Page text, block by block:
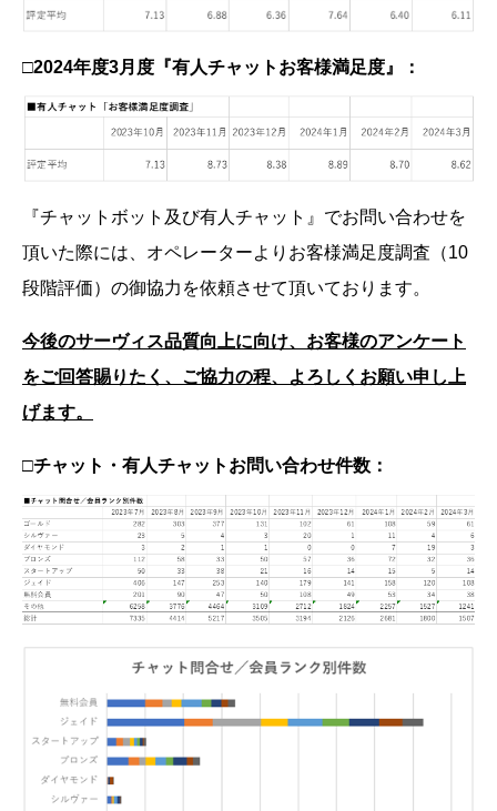
□2024年度3月度『有人チャットお客様満足度』：
『チャットボット及び有人チャット』でお問い合わせを
頂いた際には、オペレーターよりお客様満足度調査（10
段階評価）の御協力を依頼させて頂いております。
今後のサーヴィス品質向上に向け、お客様のアンケート
をご回答賜りたく、ご協力の程、よろしくお願い申し上
げます。
□チャット・有人チャットお問い合わせ件数：